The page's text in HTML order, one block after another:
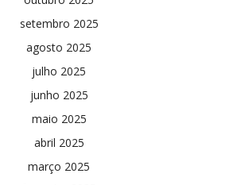
setembro 2025
agosto 2025
julho 2025
junho 2025
maio 2025
abril 2025
março 2025